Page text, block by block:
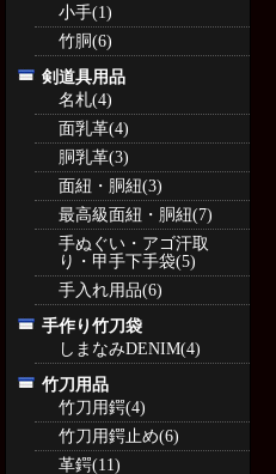
小手(1)
竹胴(6)
剣道具用品
名札(4)
面乳革(4)
胴乳革(3)
面紐・胴紐(3)
最高級面紐・胴紐(7)
手ぬぐい・アゴ汗取
り・甲手下手袋(5)
手入れ用品(6)
手作り竹刀袋
しまなみDENIM(4)
竹刀用品
竹刀用鍔(4)
竹刀用鍔止め(6)
革鍔(11)